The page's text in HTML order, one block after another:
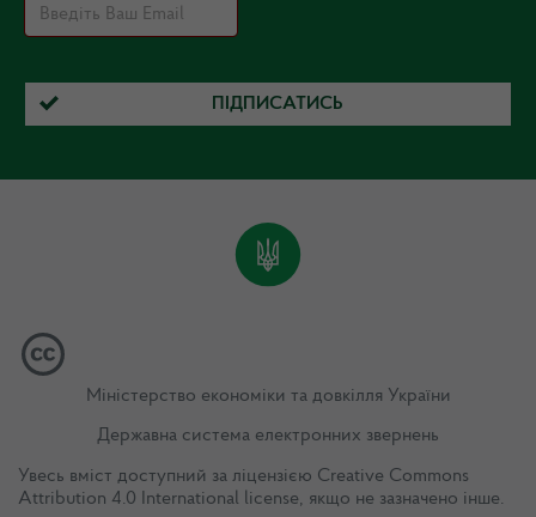
ПІДПИСАТИСЬ
Міністерство економіки та довкілля України
Державна система електронних звернень
Увесь вміст доступний за ліцензією Creative Commons
Attribution 4.0 International license, якщо не зазначено інше.